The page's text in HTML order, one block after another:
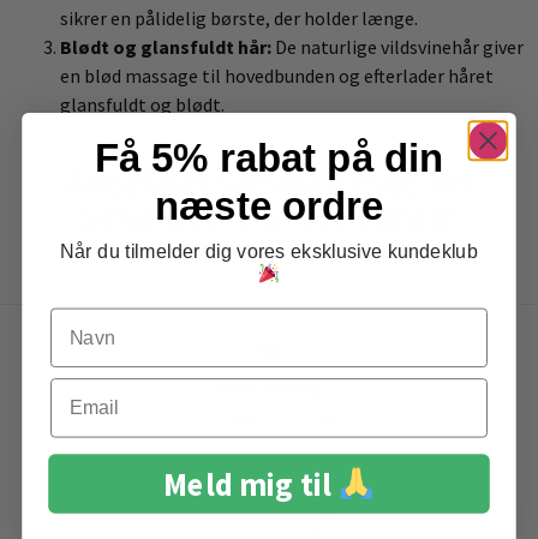
sikrer en pålidelig børste, der holder længe.
Blødt og glansfuldt hår: De naturlige vildsvinehår giver
en blød massage til hovedbunden og efterlader håret
glansfuldt og blødt.
Anbefalet sammen med HH
Simonsen The Turn Brush
Rundbørste XL
Stort udvalg
Gratis levering
Få 5% rabat på din
næste ordre
Når du tilmelder dig vores eksklusive kundeklub
Navn
Email
Meld mig til